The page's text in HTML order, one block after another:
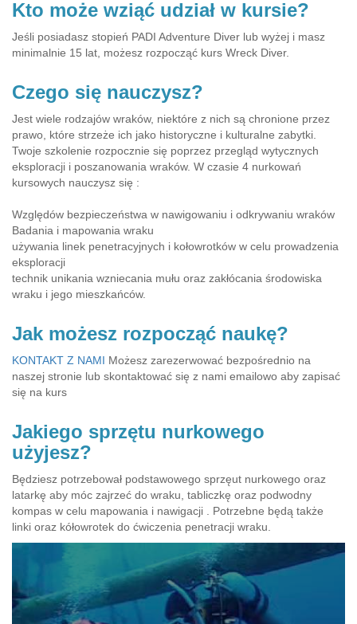
Kto może wziąć udział w kursie?
Jeśli posiadasz stopień PADI Adventure Diver lub wyżej i masz
minimalnie 15 lat, możesz rozpocząć kurs Wreck Diver.
Czego się nauczysz?
Jest wiele rodzajów wraków, niektóre z nich są chronione przez
prawo, które strzeże ich jako historyczne i kulturalne zabytki.
Twoje szkolenie rozpocznie się poprzez przegląd wytycznych
eksploracji i poszanowania wraków. W czasie 4 nurkowań
kursowych nauczysz się :
Względów bezpieczeństwa w nawigowaniu i odkrywaniu wraków
Badania i mapowania wraku
używania linek penetracyjnych i kołowrotków w celu prowadzenia
eksploracji
technik unikania wzniecania mułu oraz zakłócania środowiska
wraku i jego mieszkańców.
Jak możesz rozpocząć naukę?
KONTAKT Z NAMI Możesz zarezerwować bezpośrednio na
naszej stronie lub skontaktować się z nami emailowo aby zapisać
się na kurs
Jakiego sprzętu nurkowego
użyjesz?
Będziesz potrzebował podstawowego sprzęut nurkowego oraz
latarkę aby móc zajrzeć do wraku, tabliczkę oraz podwodny
kompas w celu mapowania i nawigacji . Potrzebne będą także
linki oraz kółowrotek do ćwiczenia penetracji wraku.